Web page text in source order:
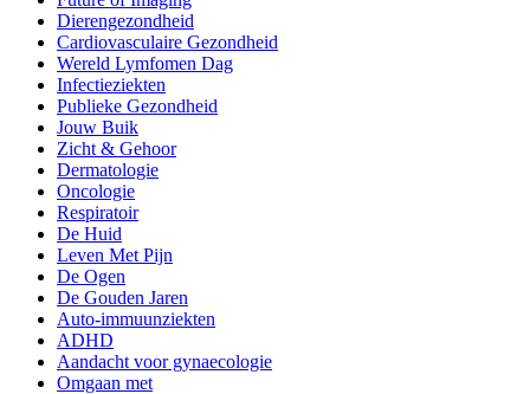
Dierengezondheid
Cardiovasculaire Gezondheid
Wereld Lymfomen Dag
Infectieziekten
Publieke Gezondheid
Jouw Buik
Zicht & Gehoor
Dermatologie
Oncologie
Respiratoir
De Huid
Leven Met Pijn
De Ogen
De Gouden Jaren
Auto-immuunziekten
ADHD
Aandacht voor gynaecologie
Omgaan met